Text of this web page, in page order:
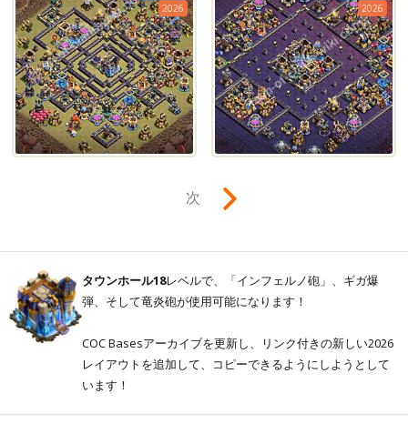
2026
2026
次
タウンホール18レベルで、「インフェルノ砲」、ギガ爆
弾、そして竜炎砲が使用可能になります！
COC Basesアーカイブを更新し、リンク付きの新しい2026
レイアウトを追加して、コピーできるようにしようとして
います！